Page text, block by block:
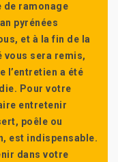
de ramonage
pyrénées
et à la fin de la
sera remis,
l’entretien a été
Pour votre
entretenir
poêle ou
est indispensable.
dans votre